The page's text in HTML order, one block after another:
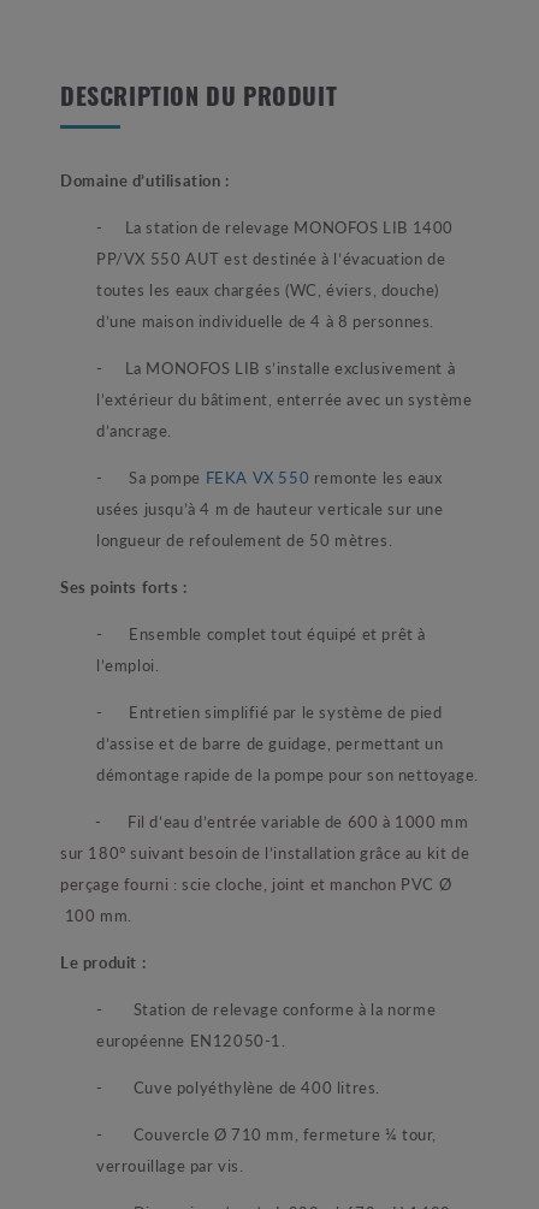
DESCRIPTION DU PRODUIT
Domaine d’utilisation :
- La station de relevage MONOFOS LIB 1400
PP/VX 550 AUT est destinée à l’évacuation de
toutes les eaux chargées (WC, éviers, douche)
d’une maison individuelle de 4 à 8 personnes.
- La MONOFOS LIB s’installe exclusivement à
l’extérieur du bâtiment, enterrée avec un système
d’ancrage.
- Sa pompe FEKA VX 550 remonte les eaux
usées jusqu’à 4 m de hauteur verticale sur une
longueur de refoulement de 50 mètres.
Ses points forts :
- Ensemble complet tout équipé et prêt à
l’emploi.
- Entretien simplifié par le système de pied
d’assise et de barre de guidage, permettant un
démontage rapide de la pompe pour son nettoyage.
- Fil d’eau d’entrée variable de 600 à 1000 mm
sur 180° suivant besoin de l’installation grâce au kit de
perçage fourni : scie cloche, joint et manchon PVC Ø
100 mm.
Le produit :
- Station de relevage conforme à la norme
européenne EN12050-1.
- Cuve polyéthylène de 400 litres.
- Couvercle Ø 710 mm, fermeture ¼ tour,
verrouillage par vis.